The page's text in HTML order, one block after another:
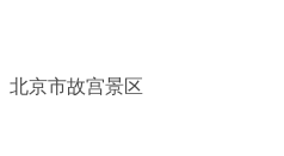
北京市故宫景区